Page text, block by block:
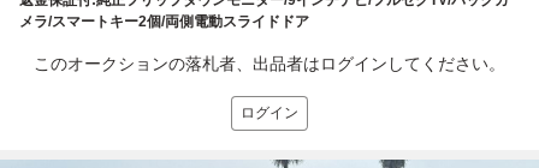
メラ/スマートキー2個/両側電動スライドドア
このオークションの落札者、出品者はログインしてください。
ログイン